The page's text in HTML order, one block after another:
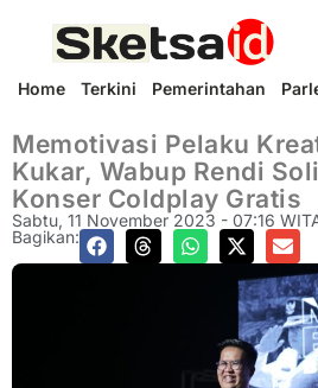
Home Terkini Pemerintahan
Memotivasi Pelaku
Kukar, Wabup Rendi
Konser Coldplay Gratis
Sabtu, 11 November 2023 - 07:16
Bagikan: